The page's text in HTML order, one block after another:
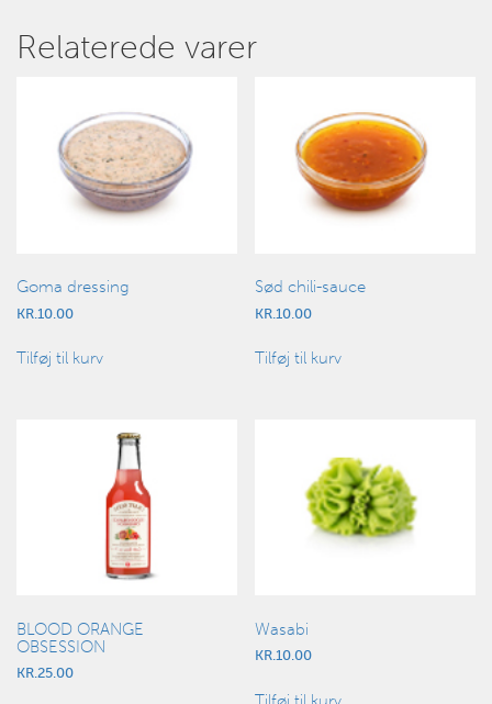
Relaterede varer
Goma dressing
KR. 10.00
Tilføj til kurv
Sød chili-sauce
KR. 10.00
Tilføj til kurv
BLOOD ORANGE
OBSESSION
KR.25.00
Wasabi
KR.10.00